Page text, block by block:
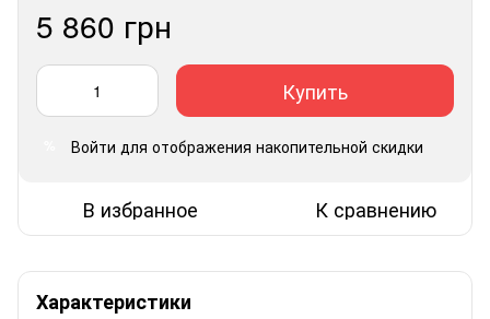
5 860 грн
Купить
Войти для отображения накопительной скидки
В избранное К сравнению
Характеристики